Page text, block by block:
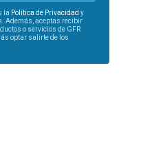
la Política de Privacidad y
Además, aceptas recibir
o servicios de GFR
optar salirte de los